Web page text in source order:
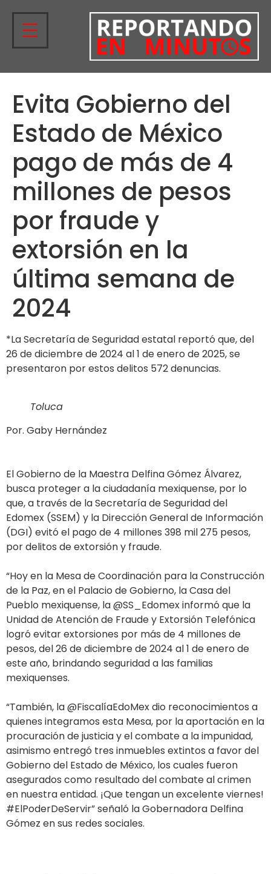
Evita Gobierno del
Estado de México
pago de más de 4
millones de pesos
por fraude y
extorsión en la
última semana de
2024
*La Secretaría de Seguridad estatal reportó que, del
26 de diciembre de 2024 al 1 de enero de 2025, se
presentaron por estos delitos 572 denuncias.
Toluca
Por. Gaby Hernández
El Gobierno de la Maestra Delfina Gómez Álvarez,
busca proteger a la ciudadanía mexiquense, por lo
que, a través de la Secretaría de Seguridad del
Edomex (SSEM) y la Dirección General de Información
(DGI) evitó el pago de 4 millones 398 mil 275 pesos,
por delitos de extorsión y fraude.
“Hoy en la Mesa de Coordinación para la Construcción
de la Paz, en el Palacio de Gobierno, la Casa del
Pueblo mexiquense, la @SS_Edomex informó que la
Unidad de Atención de Fraude y Extorsión Telefónica
logró evitar extorsiones por más de 4 millones de
pesos, del 26 de diciembre de 2024 al 1 de enero de
este año, brindando seguridad a las familias
mexiquenses.
“También, la @FiscalíaEdoMex dio reconocimientos a
quienes integramos esta Mesa, por la aportación en la
procuración de justicia y el combate a la impunidad,
asimismo entregó tres inmuebles extintos a favor del
Gobierno del Estado de México, los cuales fueron
asegurados como resultado del combate al crimen
en nuestra entidad. ¡Que tengan un excelente viernes!
#ElPoderDeServir” señaló la Gobernadora Delfina
Gómez en sus redes sociales.